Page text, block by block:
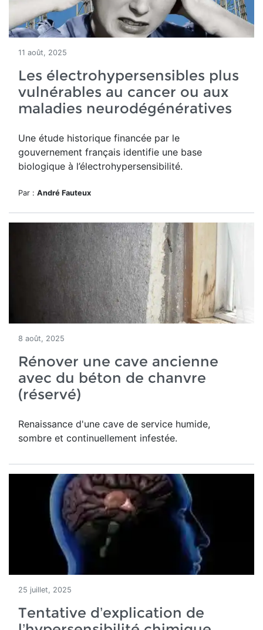
11 août, 2025
Les électrohypersensibles plus
vulnérables au cancer ou aux
maladies neurodégénératives
Une étude historique financée par le
gouvernement français identifie une base
biologique à l’électrohypersensibilité.
Par : André Fauteux
8 août, 2025
Rénover une cave ancienne
avec du béton de chanvre
(réservé)
Renaissance d'une cave de service humide,
sombre et continuellement infestée.
25 juillet, 2025
Tentative d’explication de